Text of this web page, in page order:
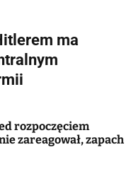
z
lat
ma
rozpoczęciem
zareagował, zapach